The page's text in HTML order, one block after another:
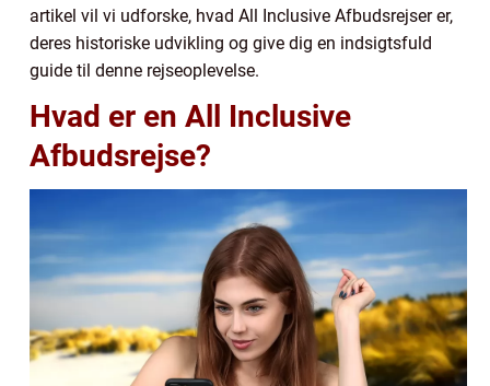
artikel vil vi udforske, hvad All Inclusive Afbudsrejser er,
deres historiske udvikling og give dig en indsigtsfuld
guide til denne rejseoplevelse.
Hvad er en All Inclusive
Afbudsrejse?